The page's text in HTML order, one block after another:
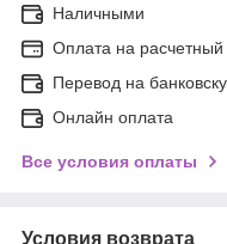
Наличными
Оплата на расчетный
Перевод на
Онлайн оплата
Все условия оплаты
Условия возврата